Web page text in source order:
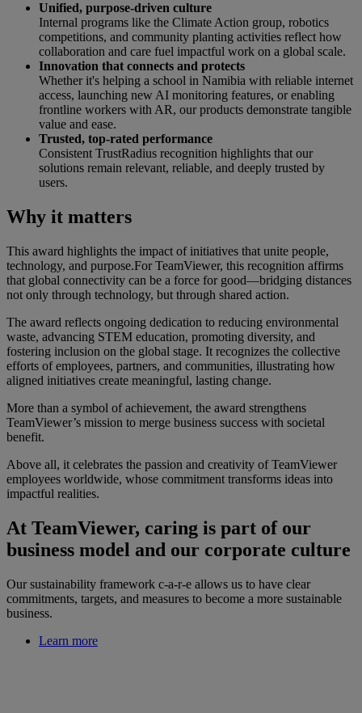
Unified, purpose-driven culture
Internal programs like the Climate Action group, robotics
competitions, and community planting activities reflect how
collaboration and care fuel impactful work on a global scale.
Innovation that connects and protects
Whether it's helping a school in Namibia with reliable internet
access, launching new AI monitoring features, or enabling
frontline workers with AR, our products demonstrate tangible
value and ease.
Trusted, top-rated performance
Consistent TrustRadius recognition highlights that our
solutions remain relevant, reliable, and deeply trusted by
users.
Why it matters
This award highlights the impact of initiatives that unite people,
technology, and purpose.For TeamViewer, this recognition affirms
that global connectivity can be a force for good—bridging distances
not only through technology, but through shared action.
The award reflects ongoing dedication to reducing environmental
waste, advancing STEM education, promoting diversity, and
fostering inclusion on the global stage. It recognizes the collective
efforts of employees, partners, and communities, illustrating how
aligned initiatives create meaningful, lasting change.
More than a symbol of achievement, the award strengthens
TeamViewer’s mission to merge business success with societal
benefit.
Above all, it celebrates the passion and creativity of TeamViewer
employees worldwide, whose commitment transforms ideas into
impactful realities.
At TeamViewer, caring is part of our
business model and our corporate culture
Our sustainability framework c-a-r-e allows us to have clear
commitments, targets, and measures to become a more sustainable
business.
Learn more